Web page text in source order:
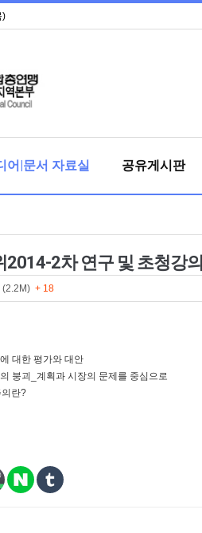
)
어|문서 자료실 공유게시판
2차 연구 및 초청강의
+ 18
대한 평가와 대안
붕괴_계획과 시장의 문제를 중심으로
란?